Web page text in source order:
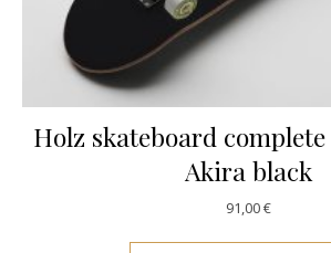
Holz skateboard
Akira black
91,00€